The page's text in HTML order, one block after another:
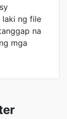
laki ng file
na
mga